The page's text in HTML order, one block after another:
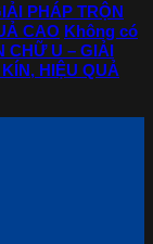
PHÁP TRỘN
CAO Không có
CHỮ U – GIẢI
HIỆU QUẢ